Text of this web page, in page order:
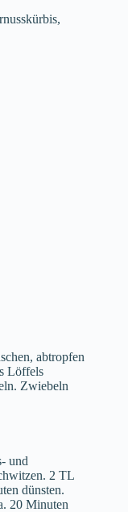
abtropfen
Löffels
Zwiebeln
und
2 TL
dünsten.
20 Minuten